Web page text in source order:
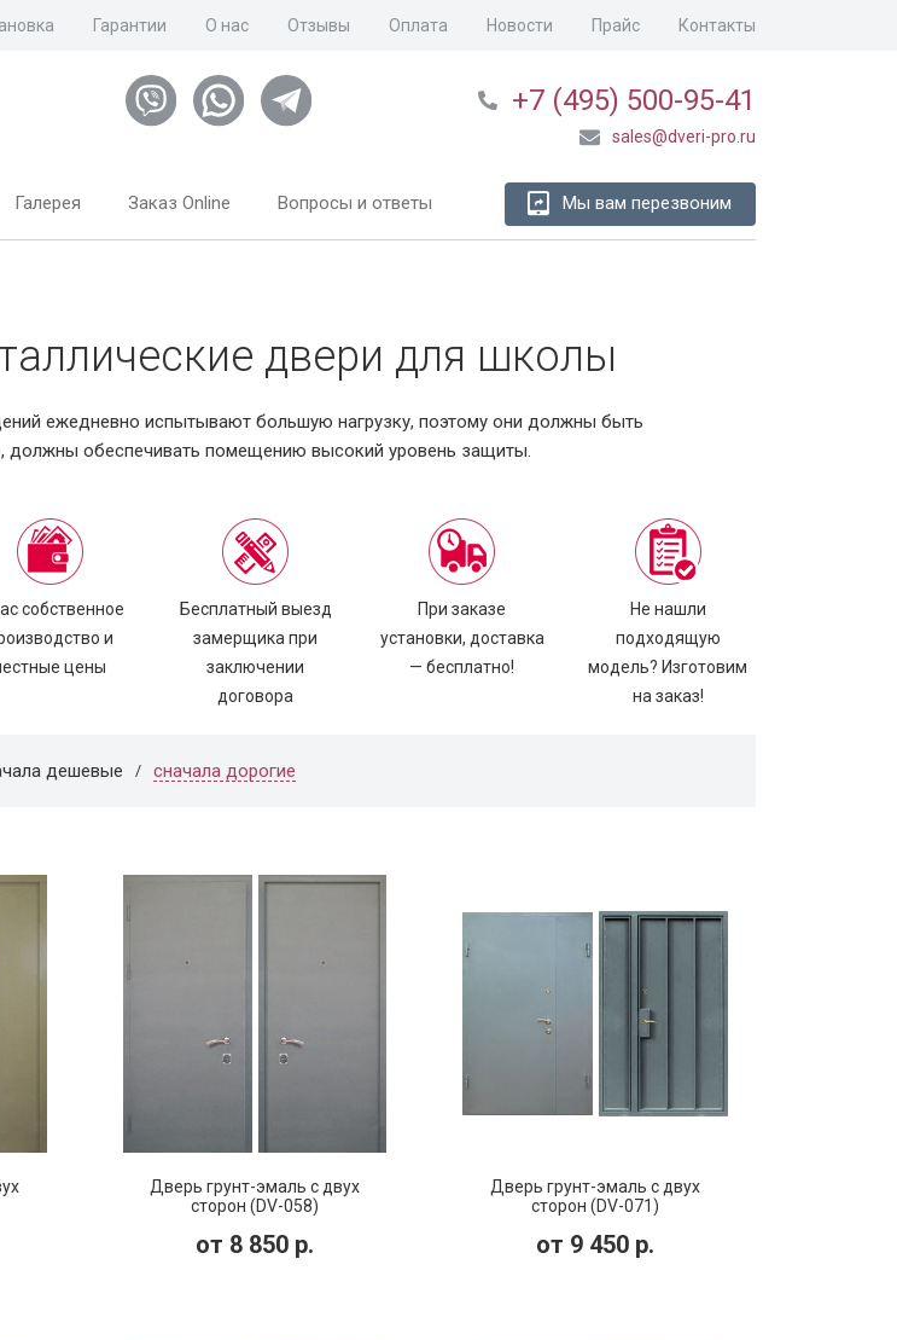
Гарантии О нас Отзывы Оплата Новости Прайс Контакты
+7 (495) 500-95-41
sales@dveri-pro.ru
Галерея Заказ Online Вопросы и ответы Мы вам перезвоним
двери для школы
ежедневно испытывают большую нагрузку, поэтому они должны быть
должны обеспечивать помещению высокий уровень защиты.
собственное
и
цены
Бесплатный выезд
замерщика при
заключении
договора
При заказе
установки, доставка
— бесплатно!
Не нашли
подходящую
модель? Изготовим
на заказ!
дешевые / сначала дорогие
Дверь грунт-эмаль с двух
сторон (DV-058)
от 8 850 р.
Дверь грунт-эмаль с двух
сторон (DV-071)
от 9 450 р.